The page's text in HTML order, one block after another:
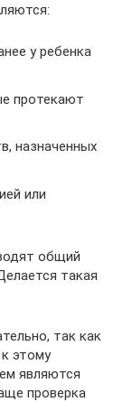
у ребенка
протекают
назначенных
или
общий
такая
так как
этому
являются
проверка